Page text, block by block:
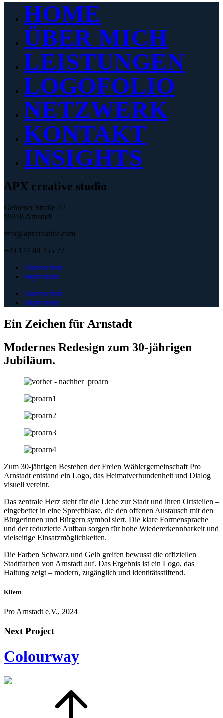
HOME
ÜBER MICH
LEISTUNGEN
LOGOFOLIO
NETZWERK
KONTAKT
INSIGHTS
APX creative studio
Gehrener Straße 22
99310 Arnstadt
info@apxcreative.com
+49 174 88 755 22
Datenschutz
Impressum
Datenschutz
Impressum
Ein Zeichen für Arnstadt
Modernes Redesign zum 30-jährigen
Jubiläum.
Zum 30-jährigen Bestehen der Freien Wählergemeinschaft Pro
Arnstadt entstand ein Logo, das Heimatverbundenheit und Dialog
visuell vereint.
Das zentrale Herz steht für die Liebe zur Stadt und ihren Ortsteilen –
eingebettet in eine Sprechblase, die den offenen Austausch mit den
Bürgerinnen und Bürgern symbolisiert. Die klare Formensprache
und der reduzierte Aufbau sorgen für hohe Wiedererkennbarkeit und
vielseitige Einsatzmöglichkeiten.
Die Farben Schwarz und Gelb greifen bewusst die offiziellen
Stadtfarben von Arnstadt auf. Das Ergebnis ist ein Logo, das
Haltung zeigt – modern, zugänglich und identitätsstiftend.
Klient
Pro Arnstadt e.V., 2024
Next Project
Colourway